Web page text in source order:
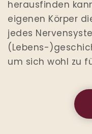
herausfinden
eigenen Körper
jedes
(Lebens-
um sich wohl zu